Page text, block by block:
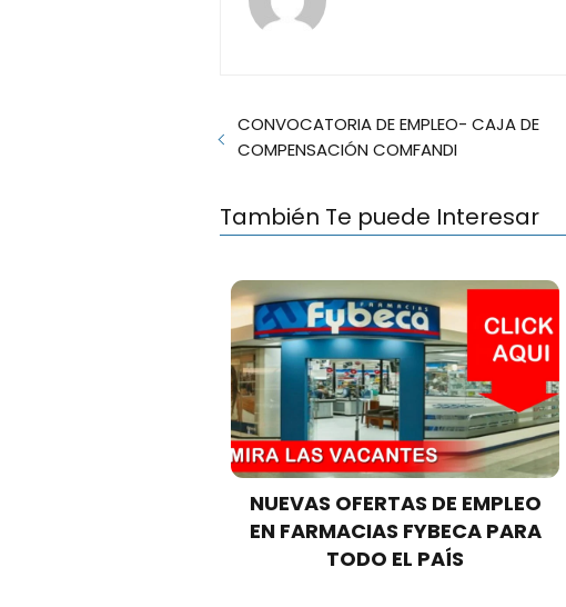
CONVOCATORIA DE EMPLEO- CAJA DE
COMPENSACIÓN COMFANDI
También Te puede Interesar
NUEVAS OFERTAS DE EMPLEO
EN FARMACIAS FYBECA PARA
TODO EL PAÍS